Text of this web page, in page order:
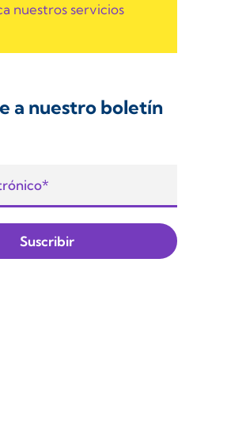
nuestros servicios
a nuestro boletín